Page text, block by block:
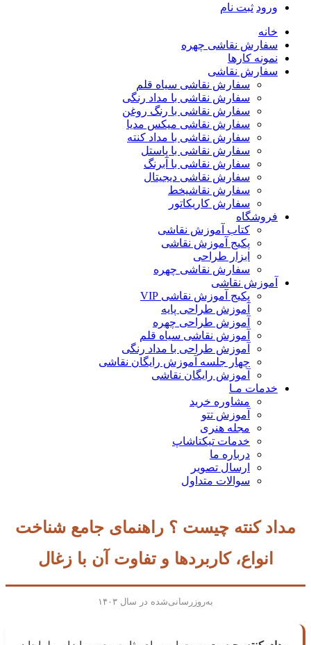
ورود ثبت نام
خانه
سفارش نقاشی چهره
نمونه کارها
سفارش نقاشی
سفارش نقاشی سیاه قلم
سفارش نقاشی با مداد رنگی
سفارش نقاشی با رنگ روغن
سفارش نقاشی میکس مدیا
سفارش نقاشی با مداد کنته
سفارش نقاشی با پاستل
سفارش نقاشی با آبرنگ
سفارش نقاشی دیجیتال
سفارش نقاشیخط
سفارش کاریکاتور
فروشگاه
کتاب آموزش نقاشی
پکیج آموزش نقاشی
ابزار طراحی
سفارش نقاشی چهره
آموزش نقاشی
پکیج آموزش نقاشی VIP
آموزش طراحی پایه
آموزش طراحی چهره
آموزش نقاشی سیاه قلم
آموزش طراحی با مداد رنگی
چهار جلسه آموزش رایگان نقاشی
آموزش رایگان نقاشی
خدمات مـا
مشاوره خرید
آموزش تتو
مجله هنری
خدمات تیکتاشاپ
درباره ما
ارسال تصویر
سوالات متداول
مداد کنته چیست ؟ راهنمای جامع شناخت
انواع، کاربردها و تفاوت آن با زغال
به‌روزرسانی‌شده در سال ۱۴۰۳